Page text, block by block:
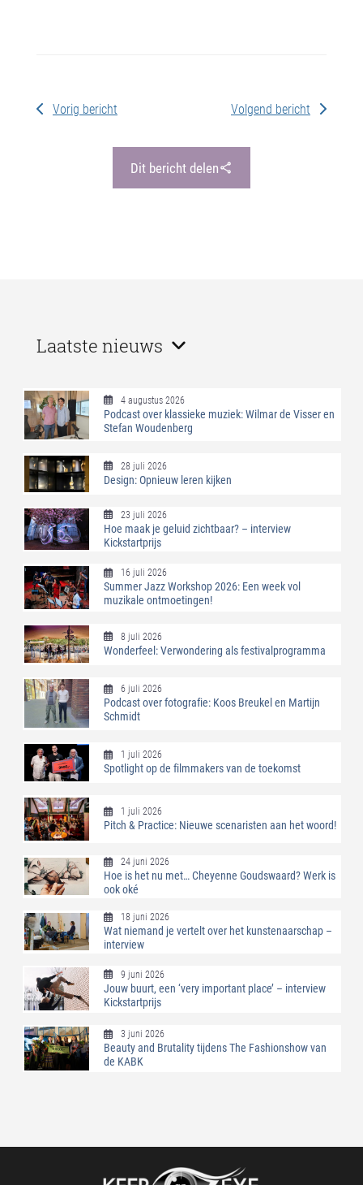
Vorig bericht Volgend bericht
Dit bericht delen
Laatste nieuws
4 augustus 2026
Podcast over klassieke muziek: Wilmar de Visser en
Stefan Woudenberg
28 juli 2026
Design: Opnieuw leren kijken
23 juli 2026
Hoe maak je geluid zichtbaar? – interview
Kickstartprijs
16 juli 2026
Summer Jazz Workshop 2026: Een week vol
muzikale ontmoetingen!
8 juli 2026
Wonderfeel: Verwondering als festivalprogramma
6 juli 2026
Podcast over fotografie: Koos Breukel en Martijn
Schmidt
1 juli 2026
Spotlight op de filmmakers van de toekomst
1 juli 2026
Pitch & Practice: Nieuwe scenaristen aan het woord!
24 juni 2026
Hoe is het nu met… Cheyenne Goudswaard? Werk is
ook oké
18 juni 2026
Wat niemand je vertelt over het kunstenaarschap –
interview
9 juni 2026
Jouw buurt, een ‘very important place’ – interview
Kickstartprijs
3 juni 2026
Beauty and Brutality tijdens The Fashionshow van
de KABK